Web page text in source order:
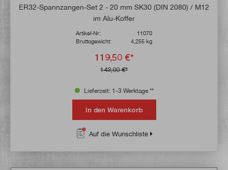
Durchschnittliche Bewertung von 4.9 von
ER32-Spannzangen-Set 2 - 20 mm SK30 (DIN 2080) / M12
im Alu-Koffer
Artikel-Nr:
11070
Bruttogewicht:
4,255 kg
119,50 €*
142,00 €*
Lieferzeit: 1-3 Werktage **
In den Warenkorb
Auf die Wunschliste